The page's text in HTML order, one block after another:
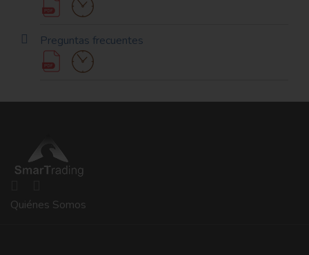
Preguntas frecuentes
Quiénes Somos